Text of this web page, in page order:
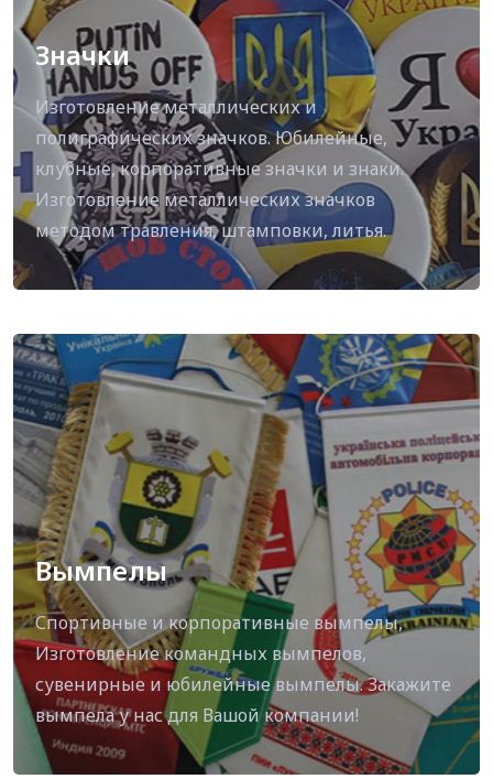
Значки
Изготовление металлических и
полиграфических значков. Юбилейные,
клубные, корпоративные значки и знаки.
Изготовление металлических значков
методом травления, штамповки, литья.
Вымпелы
Спортивные и корпоративные вымпелы,
Изготовление командных вымпелов,
сувенирные и юбилейные вымпелы. Закажите
вымпела у нас для Вашой компании!